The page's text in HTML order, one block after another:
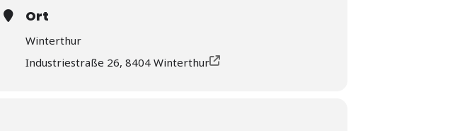
Ort
Winterthur
Industriestraße 26, 8404 Winterthur